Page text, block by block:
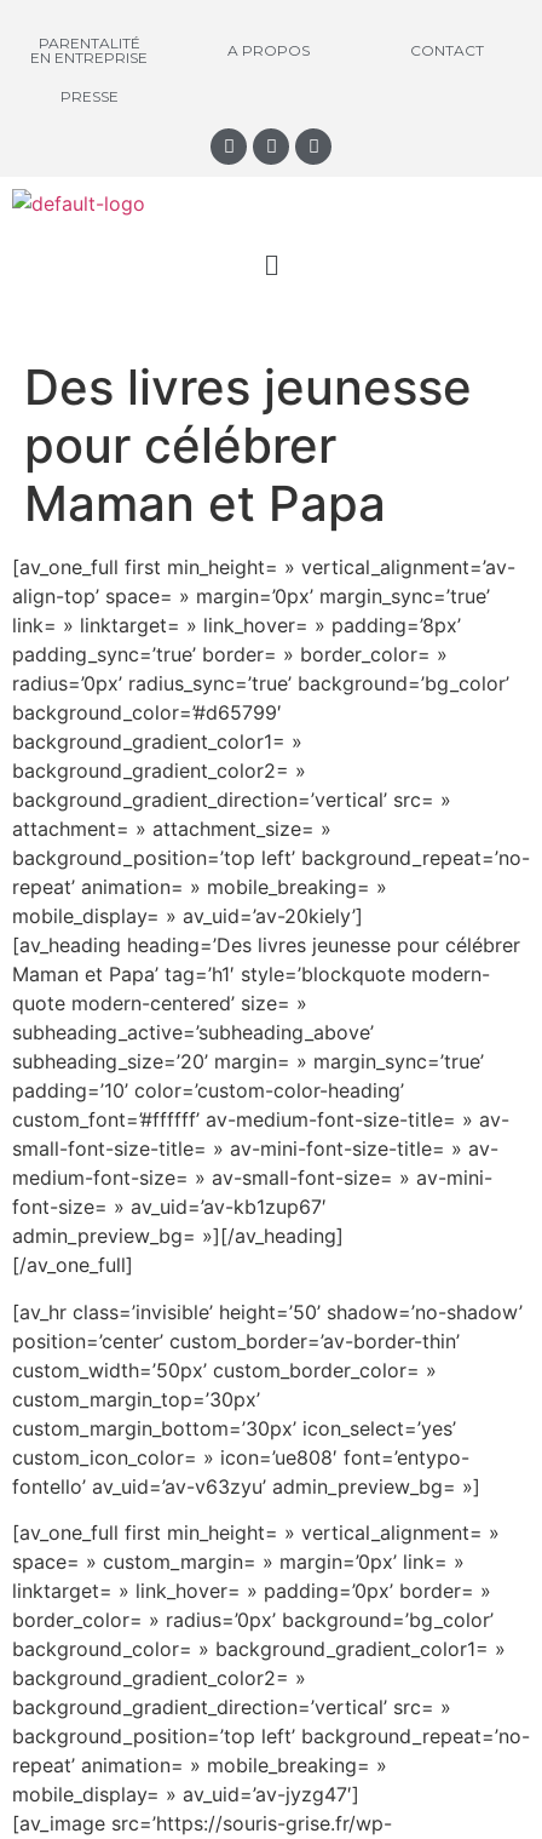
PARENTALITÉ
EN ENTREPRISE
A PROPOS CONTACT
PRESSE
Des livres jeunesse
pour célébrer
Maman et Papa
[av_one_full first min_height= » vertical_alignment=’av-
align-top’ space= » margin=’0px’ margin_sync=’true’
link= » linktarget= » link_hover= » padding=’8px’
padding_sync=’true’ border= » border_color= »
radius=’0px’ radius_sync=’true’ background=’bg_color’
background_color=’#d65799′
background_gradient_color1= »
background_gradient_color2= »
background_gradient_direction=’vertical’ src= »
attachment= » attachment_size= »
background_position=’top left’ background_repeat=’no-
repeat’ animation= » mobile_breaking= »
mobile_display= » av_uid=’av-20kiely’]
[av_heading heading=’Des livres jeunesse pour célébrer
Maman et Papa’ tag=’h1′ style=’blockquote modern-
quote modern-centered’ size= »
subheading_active=’subheading_above’
subheading_size=’20’ margin= » margin_sync=’true’
padding=’10’ color=’custom-color-heading’
custom_font=’#ffffff’ av-medium-font-size-title= » av-
small-font-size-title= » av-mini-font-size-title= » av-
medium-font-size= » av-small-font-size= » av-mini-
font-size= » av_uid=’av-kb1zup67′
admin_preview_bg= »][/av_heading]
[/av_one_full]
[av_hr class=’invisible’ height=’50’ shadow=’no-shadow’
position=’center’ custom_border=’av-border-thin’
custom_width=’50px’ custom_border_color= »
custom_margin_top=’30px’
custom_margin_bottom=’30px’ icon_select=’yes’
custom_icon_color= » icon=’ue808′ font=’entypo-
fontello’ av_uid=’av-v63zyu’ admin_preview_bg= »]
[av_one_full first min_height= » vertical_alignment= »
space= » custom_margin= » margin=’0px’ link= »
linktarget= » link_hover= » padding=’0px’ border= »
border_color= » radius=’0px’ background=’bg_color’
background_color= » background_gradient_color1= »
background_gradient_color2= »
background_gradient_direction=’vertical’ src= »
background_position=’top left’ background_repeat=’no-
repeat’ animation= » mobile_breaking= »
mobile_display= » av_uid=’av-jyzg47′]
[av_image src=’https://souris-grise.fr/wp-